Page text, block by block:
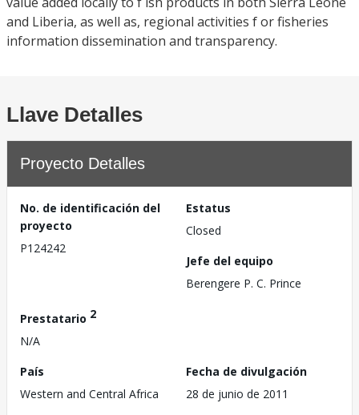
and Liberia, as well as, regional activities f or fisheries
information dissemination and transparency.
Llave Detalles
Proyecto Detalles
No. de identificación del
proyecto
P124242
Estatus
Closed
Jefe del equipo
Berengere P. C. Prince
Prestatario 2
N/A
País
Western and Central Africa
Fecha de divulgación
28 de junio de 2011